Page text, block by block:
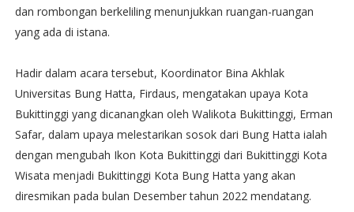
dan rombongan berkeliling menunjukkan ruangan-ruangan
yang ada di istana.
Hadir dalam acara tersebut, Koordinator Bina Akhlak
Universitas Bung Hatta, Firdaus, mengatakan upaya Kota
Bukittinggi yang dicanangkan oleh Walikota Bukittinggi, Erman
Safar, dalam upaya melestarikan sosok dari Bung Hatta ialah
dengan mengubah Ikon Kota Bukittinggi dari Bukittinggi Kota
Wisata menjadi Bukittinggi Kota Bung Hatta yang akan
diresmikan pada bulan Desember tahun 2022 mendatang.